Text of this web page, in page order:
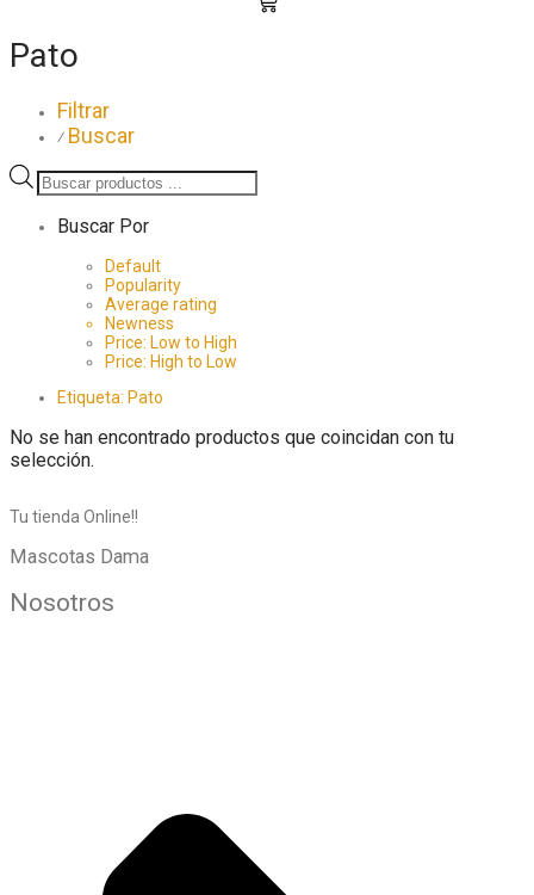
Pato
Filtrar
⁄ Buscar
Búsqueda
de
Buscar Por
Default
Popularity
Average rating
Newness
Price: Low to High
Price: High to Low
Etiqueta: Pato
No se han encontrado productos que coincidan con tu
selección.
Tu tienda Online!!
Mascotas Dama
Nosotros